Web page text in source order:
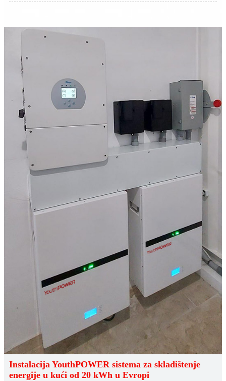
Instalacija YouthPOWER sistema za skladištenje
energije u kući od 20 kWh u Evropi